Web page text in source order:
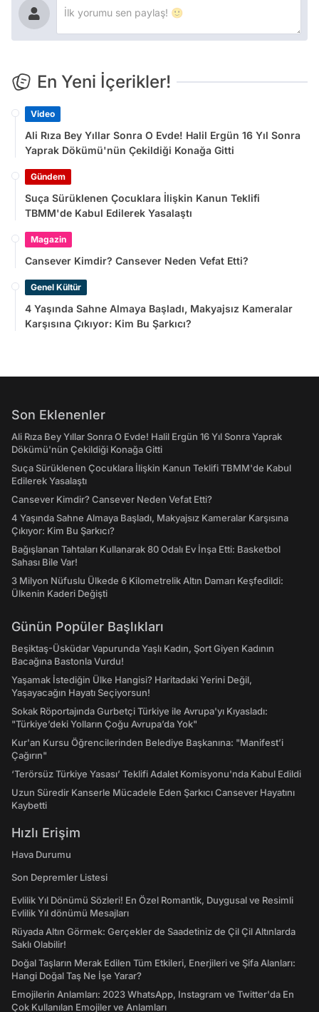
En Yeni İçerikler!
Video
Ali Rıza Bey Yıllar Sonra O Evde! Halil Ergün 16 Yıl Sonra
Yaprak Dökümü'nün Çekildiği Konağa Gitti
Gündem
Suça Sürüklenen Çocuklara İlişkin Kanun Teklifi
TBMM'de Kabul Edilerek Yasalaştı
Magazin
Cansever Kimdir? Cansever Neden Vefat Etti?
Genel Kültür
4 Yaşında Sahne Almaya Başladı, Makyajsız Kameralar
Karşısına Çıkıyor: Kim Bu Şarkıcı?
Son Eklenenler
Ali Rıza Bey Yıllar Sonra O Evde! Halil Ergün 16 Yıl Sonra Yaprak
Dökümü'nün Çekildiği Konağa Gitti
Suça Sürüklenen Çocuklara İlişkin Kanun Teklifi TBMM'de Kabul
Edilerek Yasalaştı
Cansever Kimdir? Cansever Neden Vefat Etti?
4 Yaşında Sahne Almaya Başladı, Makyajsız Kameralar Karşısına
Çıkıyor: Kim Bu Şarkıcı?
Bağışlanan Tahtaları Kullanarak 80 Odalı Ev İnşa Etti: Basketbol
Sahası Bile Var!
3 Milyon Nüfuslu Ülkede 6 Kilometrelik Altın Damarı Keşfedildi:
Ülkenin Kaderi Değişti
Günün Popüler Başlıkları
Beşiktaş-Üsküdar Vapurunda Yaşlı Kadın, Şort Giyen Kadının
Bacağına Bastonla Vurdu!
Yaşamak İstediğin Ülke Hangisi? Haritadaki Yerini Değil,
Yaşayacağın Hayatı Seçiyorsun!
Sokak Röportajında Gurbetçi Türkiye ile Avrupa'yı Kıyasladı:
"Türkiye’deki Yolların Çoğu Avrupa’da Yok"
Kur'an Kursu Öğrencilerinden Belediye Başkanına: "Manifest’i
Çağırın"
‘Terörsüz Türkiye Yasası’ Teklifi Adalet Komisyonu'nda Kabul Edildi
Uzun Süredir Kanserle Mücadele Eden Şarkıcı Cansever Hayatını
Kaybetti
Hızlı Erişim
Hava Durumu
Son Depremler Listesi
Evlilik Yıl Dönümü Sözleri! En Özel Romantik, Duygusal ve Resimli
Evlilik Yıl dönümü Mesajları
Rüyada Altın Görmek: Gerçekler de Saadetiniz de Çil Çil Altınlarda
Saklı Olabilir!
Doğal Taşların Merak Edilen Tüm Etkileri, Enerjileri ve Şifa Alanları:
Hangi Doğal Taş Ne İşe Yarar?
Emojilerin Anlamları: 2023 WhatsApp, Instagram ve Twitter'da En
Çok Kullanılan Emojiler ve Anlamları